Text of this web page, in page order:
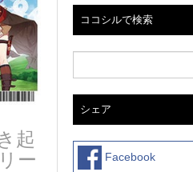
起
ー
ココシルで検索
シェア
Facebook